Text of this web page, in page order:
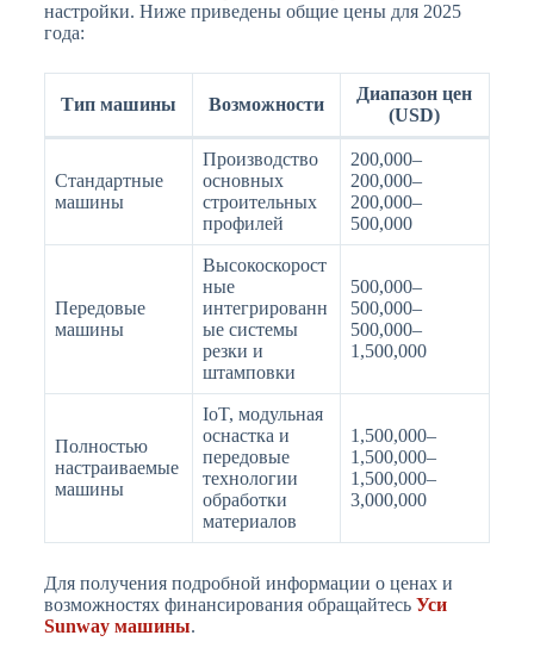
настройки. Ниже приведены общие цены для 2025
года:
Тип машины Возможности
Диапазон цен
(USD)
Стандартные
машины
Производство
основных
строительных
профилей
200,000–
200,000–
200,000–
500,000
Передовые
машины
Высокоскорост
ные
интегрированн
ые системы
резки и
штамповки
500,000–
500,000–
500,000–
1,500,000
Полностью
настраиваемые
машины
IoT, модульная
оснастка и
передовые
технологии
обработки
материалов
1,500,000–
1,500,000–
1,500,000–
3,000,000
Для получения подробной информации о ценах и
возможностях финансирования обращайтесь Уси
Sunway машины.